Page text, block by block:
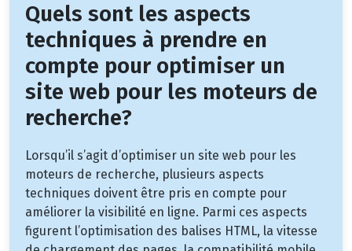
Quels sont les aspects
techniques à prendre en
compte pour optimiser un
site web pour les moteurs de
recherche?
Lorsqu’il s’agit d’optimiser un site web pour les
moteurs de recherche, plusieurs aspects
techniques doivent être pris en compte pour
améliorer la visibilité en ligne. Parmi ces aspects
figurent l’optimisation des balises HTML, la vitesse